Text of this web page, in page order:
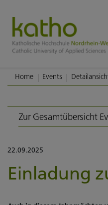
Home Events
Zur Gesamtübersicht
22.09.2025
Einladung